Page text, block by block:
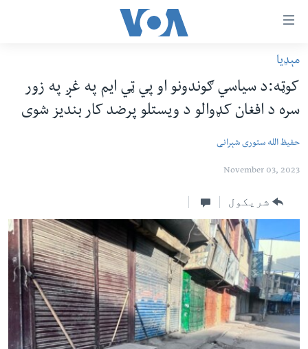
لاس
لینک
دلته
وړاندې
جُزیاتو
مخکې
لټون
واوړئ
دلته
د سېمې خبرونه
بلوچستانټاکنې
امریکا
نړۍ
افغانستان
داعش او تندروي
ټې وي
دروغ ریښتیا
اداریه
مېډیا
کوټه:د سیاسي ګوندونو او پي ټي‌ ایم په غږ په زور
سره د افغان کډوالو د ویستلو پرضد کار بندیز شوی
حفیظ الله ستوری شېرانی
November 03, 2023
شریکول